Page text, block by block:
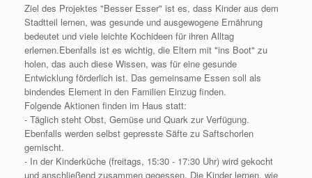
Ziel des Projektes "Besser Esser" ist es, dass Kinder aus dem
Stadtteil lernen, was gesunde und ausgewogene Ernährung
bedeutet und viele leichte Kochideen für ihren Alltag
erlernen.Ebenfalls ist es wichtig, die Eltern mit "ins Boot" zu
holen, das auch diese Wissen, was für eine gesunde
Entwicklung förderlich ist. Das gemeinsame Essen soll als
bindendes Element in den Familien Einzug finden.
Folgende Aktionen finden im Haus statt:
- Täglich steht Obst, Gemüse und Quark zur Verfügung.
Ebenfalls werden selbst gepresste Säfte zu Saftschorlen
gemischt.
- In der Kinderküche (freitags, 15:30 - 17:30 Uhr) wird gekocht
und anschließend zusammen gegessen. Die Kinder lernen, wie